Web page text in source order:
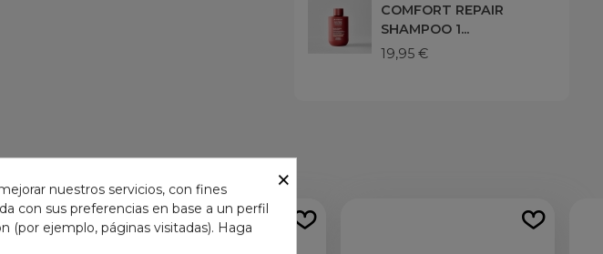
COMFORT REPAIR
SHAMPOO 1...
19,95 €
×
nuestros servicios, con fines
con sus preferencias en base a un perfil
(por ejemplo, páginas visitadas). Haga